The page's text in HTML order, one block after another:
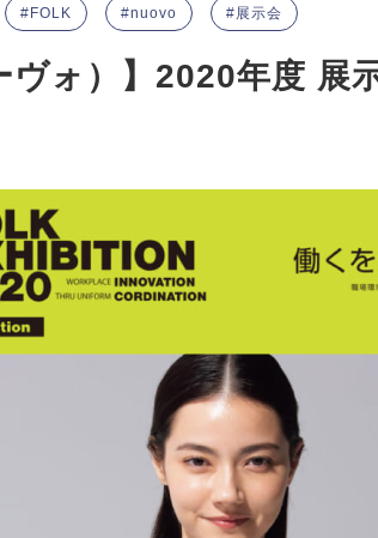
FOLK nuovo 展示会
ヴォ）】2020年度 展